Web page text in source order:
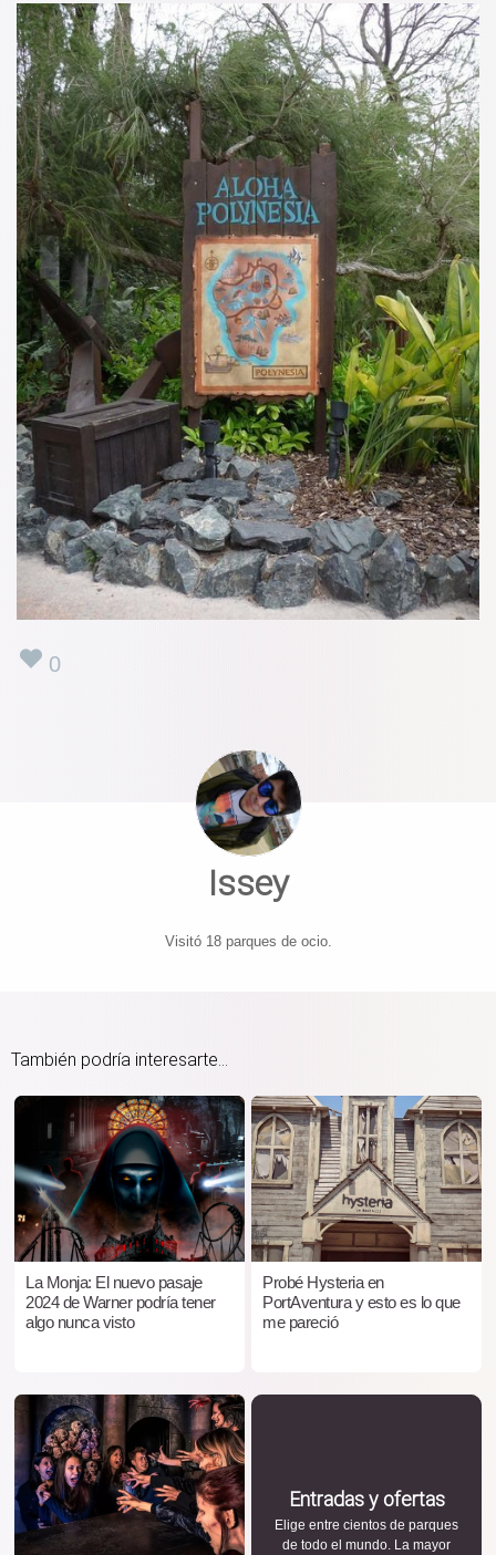
0
Issey
Visitó 18 parques de ocio.
También podría interesarte...
La Monja: El nuevo pasaje
2024 de Warner podría tener
algo nunca visto
Probé Hysteria en
PortAventura y esto es lo que
me pareció
Entradas y ofertas
Elige entre cientos de parques
de todo el mundo. La mayor